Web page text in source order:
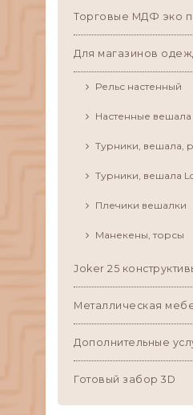
Торговые МДФ эко
Для магазинов
Рельс настенный
Настенные вешала
Турники, вешала,
Турники, вешала
Плечики вешалки
Манекены, торсы
Joker 25
Металлическая
Дополнительные
Готовый забор 3D